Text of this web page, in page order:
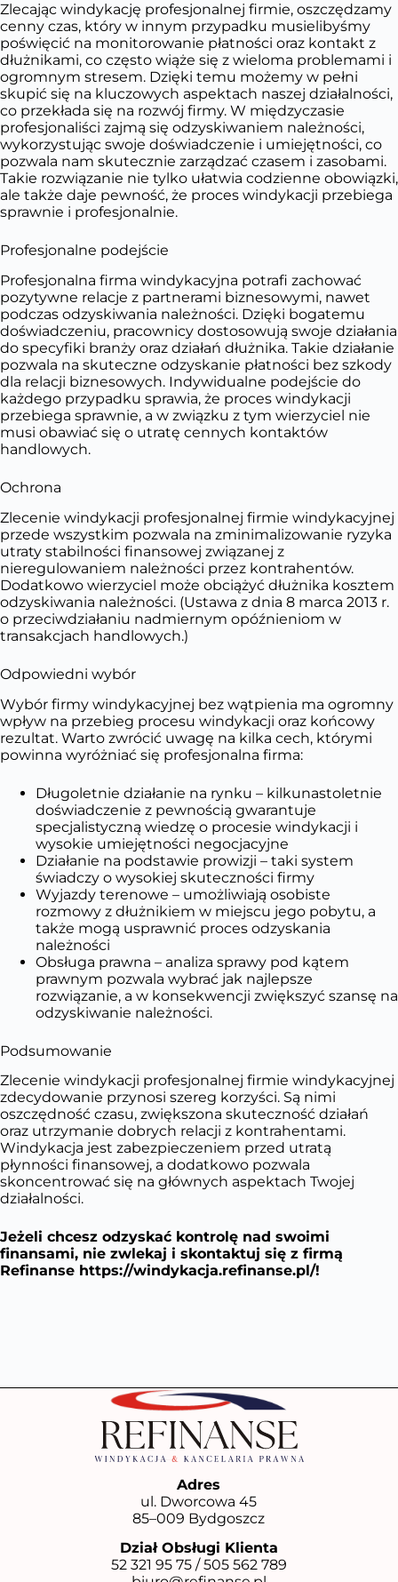
Zlecając windykację profesjonalnej firmie, oszczędzamy
cenny czas, który w innym przypadku musielibyśmy
poświęcić na monitorowanie płatności oraz kontakt z
dłużnikami, co często wiąże się z wieloma problemami i
ogromnym stresem. Dzięki temu możemy w pełni
skupić się na kluczowych aspektach naszej działalności,
co przekłada się na rozwój firmy. W międzyczasie
profesjonaliści zajmą się odzyskiwaniem należności,
wykorzystując swoje doświadczenie i umiejętności, co
pozwala nam skutecznie zarządzać czasem i zasobami.
Takie rozwiązanie nie tylko ułatwia codzienne obowiązki,
ale także daje pewność, że proces windykacji przebiega
sprawnie i profesjonalnie.
Profesjonalne podejście
Profesjonalna firma windykacyjna potrafi zachować
pozytywne relacje z partnerami biznesowymi, nawet
podczas odzyskiwania należności. Dzięki bogatemu
doświadczeniu, pracownicy dostosowują swoje działania
do specyfiki branży oraz działań dłużnika. Takie działanie
pozwala na skuteczne odzyskanie płatności bez szkody
dla relacji biznesowych. Indywidualne podejście do
każdego przypadku sprawia, że proces windykacji
przebiega sprawnie, a w związku z tym wierzyciel nie
musi obawiać się o utratę cennych kontaktów
handlowych.
Ochrona
Zlecenie windykacji profesjonalnej firmie windykacyjnej
przede wszystkim pozwala na zminimalizowanie ryzyka
utraty stabilności finansowej związanej z
nieregulowaniem należności przez kontrahentów.
Dodatkowo wierzyciel może obciążyć dłużnika kosztem
odzyskiwania należności. (Ustawa z dnia 8 marca 2013 r.
o przeciwdziałaniu nadmiernym opóźnieniom w
transakcjach handlowych.)
Odpowiedni wybór
Wybór firmy windykacyjnej bez wątpienia ma ogromny
wpływ na przebieg procesu windykacji oraz końcowy
rezultat. Warto zwrócić uwagę na kilka cech, którymi
powinna wyróżniać się profesjonalna firma:
Długoletnie działanie na rynku – kilkunastoletnie
doświadczenie z pewnością gwarantuje
specjalistyczną wiedzę o procesie windykacji i
wysokie umiejętności negocjacyjne
Działanie na podstawie prowizji – taki system
świadczy o wysokiej skuteczności firmy
Wyjazdy terenowe – umożliwiają osobiste
rozmowy z dłużnikiem w miejscu jego pobytu, a
także mogą usprawnić proces odzyskania
należności
Obsługa prawna – analiza sprawy pod kątem
prawnym pozwala wybrać jak najlepsze
rozwiązanie, a w konsekwencji zwiększyć szansę na
odzyskiwanie należności.
Podsumowanie
Zlecenie windykacji profesjonalnej firmie windykacyjnej
zdecydowanie przynosi szereg korzyści. Są nimi
oszczędność czasu, zwiększona skuteczność działań
oraz utrzymanie dobrych relacji z kontrahentami.
Windykacja jest zabezpieczeniem przed utratą
płynności finansowej, a dodatkowo pozwala
skoncentrować się na głównych aspektach Twojej
działalności.
Jeżeli chcesz odzyskać kontrolę nad swoimi
finansami, nie zwlekaj i skontaktuj się z firmą
Refinanse https://windykacja.refinanse.pl/!
Adres
ul. Dworcowa 45
85–009 Bydgoszcz
Dział Obsługi Klienta
52 321 95 75/505 562 789